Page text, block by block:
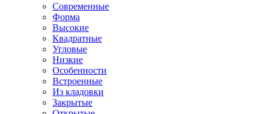
Современные
Форма
Высокие
Квадратные
Угловые
Низкие
Особенности
Встроенные
Из кладовки
Закрытые